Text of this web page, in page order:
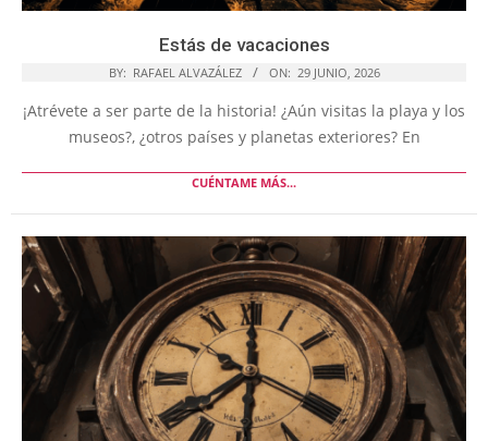
Estás de vacaciones
BY: RAFAEL ALVAZÁLEZ ON: 29 JUNIO, 2026
¡Atrévete a ser parte de la historia! ¿Aún visitas la playa y los
museos?, ¿otros países y planetas exteriores? En
CUÉNTAME MÁS...